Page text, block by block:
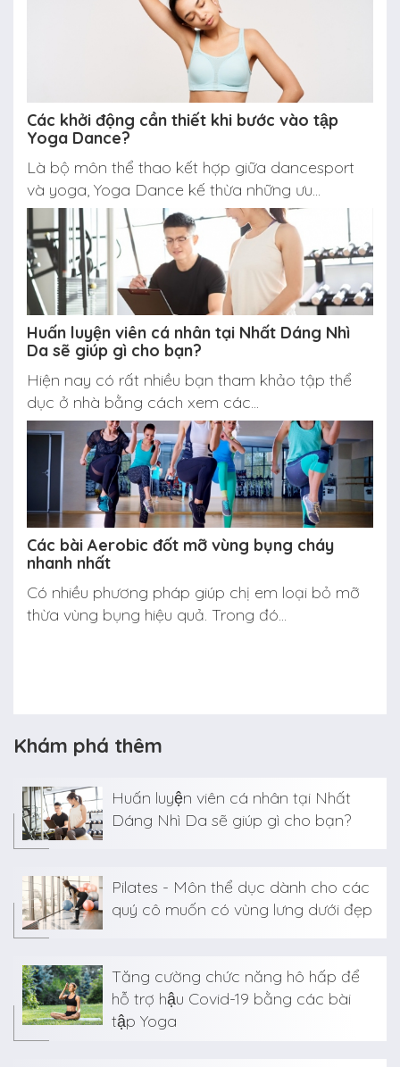
Các khởi động cần thiết khi bước vào tập
Yoga Dance?
Là bộ môn thể thao kết hợp giữa dancesport
và yoga, Yoga Dance kế thừa những ưu...
Huấn luyện viên cá nhân tại Nhất Dáng Nhì
Da sẽ giúp gì cho bạn?
Hiện nay có rất nhiều bạn tham khảo tập thể
dục ở nhà bằng cách xem các...
Các bài Aerobic đốt mỡ vùng bụng cháy
nhanh nhất
Có nhiều phương pháp giúp chị em loại bỏ mỡ
thừa vùng bụng hiệu quả. Trong đó...
Khám phá thêm
Huấn luyện viên cá nhân tại Nhất
Dáng Nhì Da sẽ giúp gì cho bạn?
Pilates - Môn thể dục dành cho các
quý cô muốn có vùng lưng dưới đẹp
Tăng cường chức năng hô hấp để
hỗ trợ hậu Covid-19 bằng các bài
tập Yoga